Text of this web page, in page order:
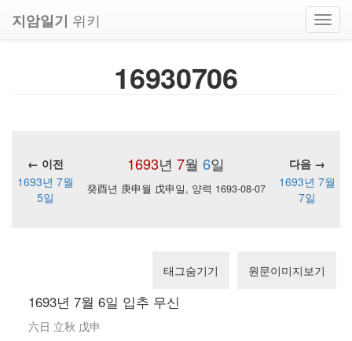
지암일기 위키
16930706
1693년 7월 6일
← 이전
다음 →
1693년 7월
5일
癸酉년 庚申월 戊申일, 양력 1693-08-07
1693년 7월
7일
태그숨기기 원문이미지보기
1693년 7월 6일 입추 무신
六日 立秋 戊申